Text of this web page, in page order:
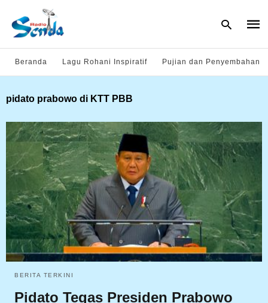
and
hit
Beranda Lagu Rohani Inspiratif Pujian dan Penyembahan
pidato prabowo di KTT PBB
BERITA TERKINI
Pidato Tegas Presiden Prabowo